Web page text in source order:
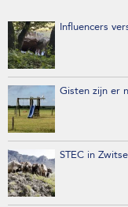
Influencers
Gisten zijn er
STEC in